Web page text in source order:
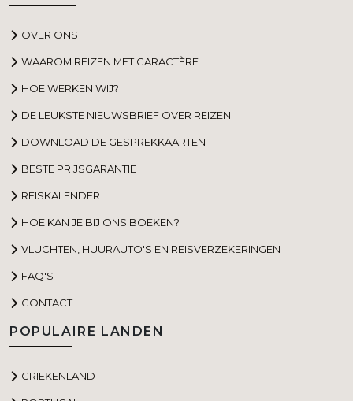
OVER ONS
WAAROM REIZEN MET CARACTÈRE
HOE WERKEN WIJ?
DE LEUKSTE NIEUWSBRIEF OVER REIZEN
DOWNLOAD DE GESPREKKAARTEN
BESTE PRIJSGARANTIE
REISKALENDER
HOE KAN JE BIJ ONS BOEKEN?
VLUCHTEN, HUURAUTO'S EN REISVERZEKERINGEN
FAQ'S
CONTACT
POPULAIRE LANDEN
GRIEKENLAND